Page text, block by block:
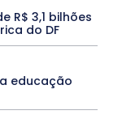
SAÚDE
Soltando o Verbo
TIC TAC
Mais
R$ 3,1 bilhões
do DF
educação